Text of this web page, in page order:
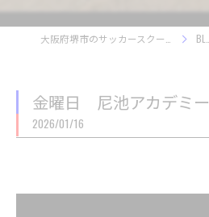
BLOG
金曜日 尼池アカデミー
2026/01/16